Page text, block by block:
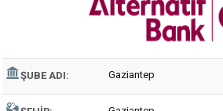
ŞUBE ADI: Gaziantep